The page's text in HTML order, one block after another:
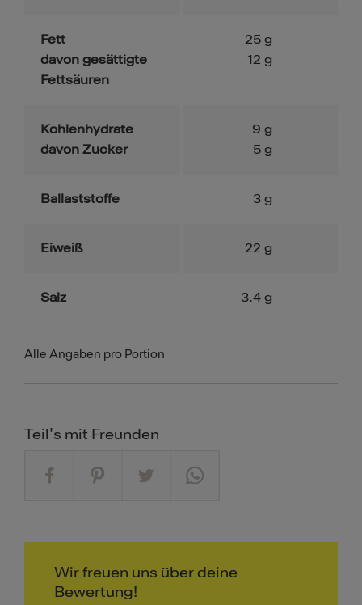
Fett
davon gesättigte
Fettsäuren
25 g
12 g
Kohlenhydrate
davon Zucker
9 g
5 g
Ballaststoffe 3 g
Eiweiß 22 g
Salz 3.4 g
Alle Angaben pro Portion
Teil's mit Freunden
Wir freuen uns über deine
Bewertung!